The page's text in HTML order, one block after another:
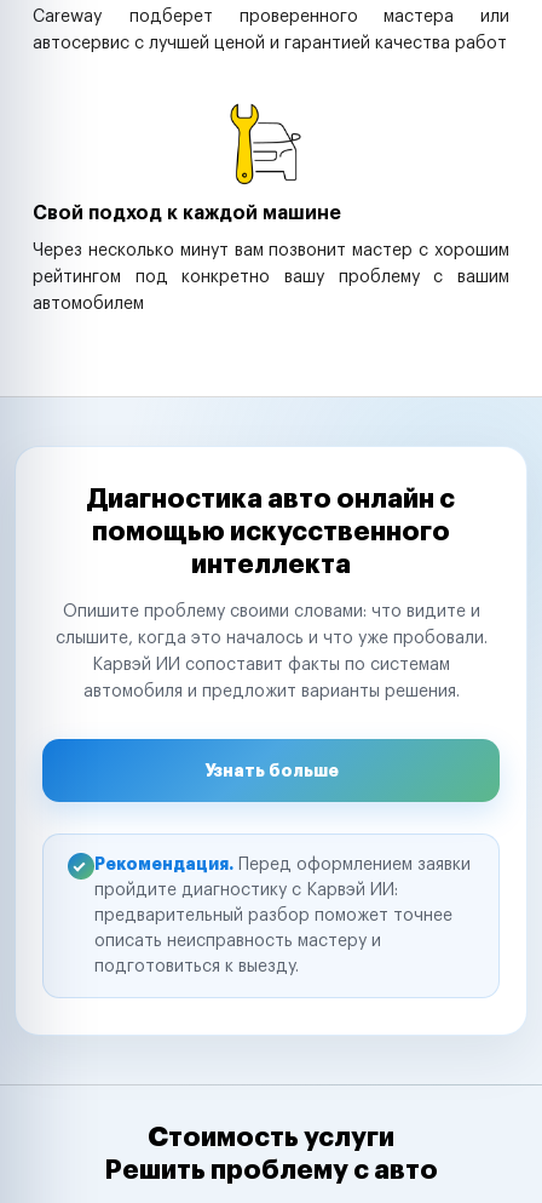
Careway подберет проверенного мастера или
автосервис с лучшей ценой и гарантией качества работ
Свой подход к каждой машине
Через несколько минут вам позвонит мастер с хорошим
рейтингом под конкретно вашу проблему с вашим
автомобилем
Диагностика авто онлайн с
помощью искусственного
интеллекта
Опишите проблему своими словами: что видите и
слышите, когда это началось и что уже пробовали.
Карвэй ИИ сопоставит факты по системам
автомобиля и предложит варианты решения.
Узнать больше
Рекомендация. Перед оформлением заявки
пройдите диагностику с Карвэй ИИ:
предварительный разбор поможет точнее
описать неисправность мастеру и
подготовиться к выезду.
Стоимость услуги
Решить проблему с авто